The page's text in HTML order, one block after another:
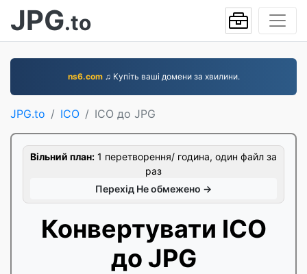
JPG.to
ns6.com♫ Купіть ваші домени за хвилини.
JPG.to ICO ICO до JPG
Вільний план: 1 перетворення/ година, один файл за
раз
Перехід Не обмежено →
Конвертувати ICO
до JPG